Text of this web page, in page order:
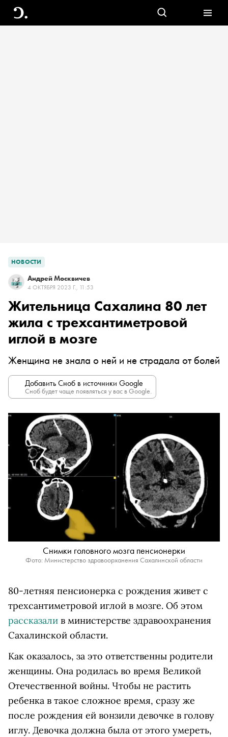
НОВОСТИ
Андрей Москвичев
4 ОКТЯБРЯ 2023 Г., 11:53
Жительница Сахалина 80 лет
жила с трехсантиметровой
иглой в мозге
Женщина не знала о ней и не страдала от болей
Добавить Сноб в источники Google
Сноб будет чаще появляться у вас в Google.
Снимки головного мозга пенсионерки
Фото: Министерство здравоорханения Сахалинской области
80-летняя пенсионерка с рождения живет с
трехсантиметровой иглой в мозге. Об этом
рассказали в министерстве здравоохранения
Сахалинской области.
Как оказалось, за это ответственны родители
женщины. Она родилась во время Великой
Отечественной войны. Чтобы не растить
ребенка в такое сложное время, сразу же
после рождения ей вонзили девочке в голову
иглу. Девочка должна была от этого умереть,